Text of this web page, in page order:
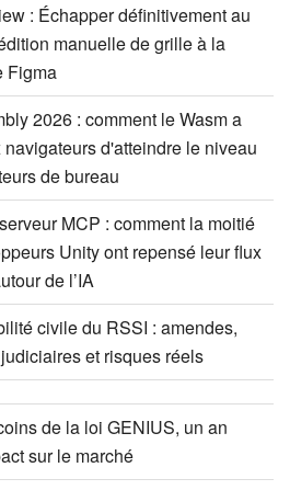
: Échapper définitivement au
manuelle de grille à la
Figma
2026 : comment le Wasm a
d'atteindre le niveau
de bureau
MCP : comment la moitié
Unity ont repensé leur flux
de l’IA
civile du RSSI : amendes,
et risques réels
de la loi GENIUS, un an
sur le marché